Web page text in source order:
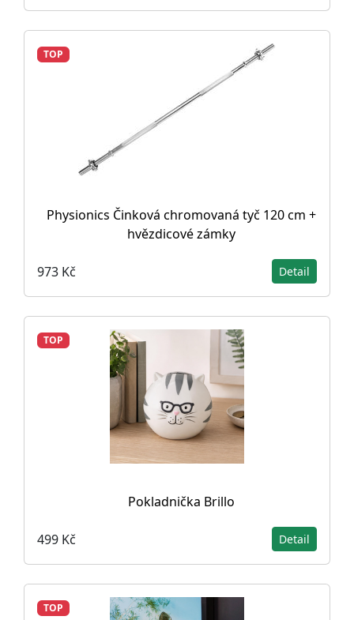
TOP
Physionics Činková chromovaná tyč 120 cm +
hvězdicové zámky
973 Kč Detail
TOP
Pokladnička Brillo
499 Kč Detail
TOP